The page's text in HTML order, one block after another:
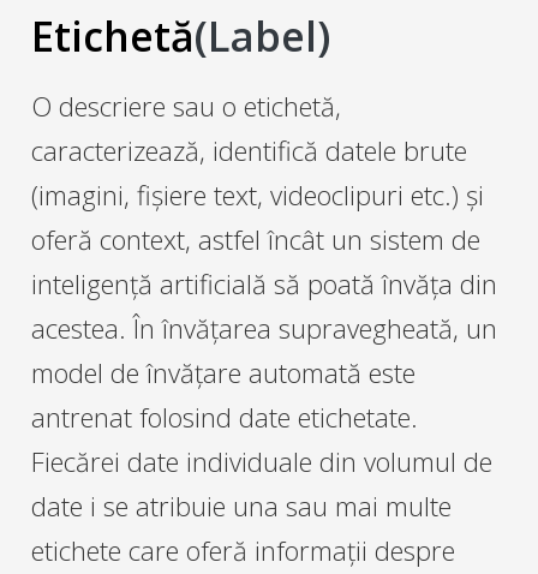
Etichetă(Label)
O descriere sau o etichetă,
caracterizează, identifică datele brute
(imagini, fișiere text, videoclipuri etc.) și
oferă context, astfel încât un sistem de
inteligență artificială să poată învăța din
acestea. În învățarea supravegheată, un
model de învățare automată este
antrenat folosind date etichetate.
Fiecărei date individuale din volumul de
date i se atribuie una sau mai multe
etichete care oferă informații despre